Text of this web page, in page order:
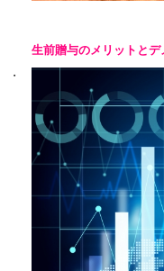
生前贈与のメリットと